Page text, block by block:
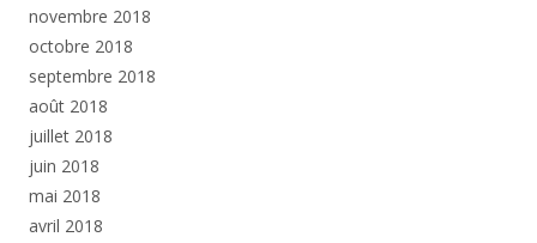
novembre 2018
octobre 2018
septembre 2018
août 2018
juillet 2018
juin 2018
mai 2018
avril 2018